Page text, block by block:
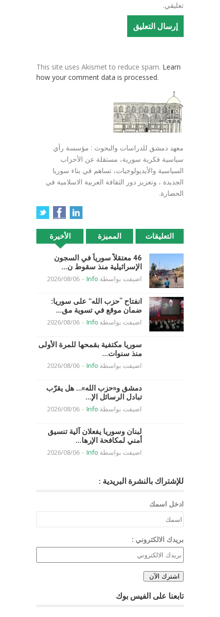
تعليقي.
This site uses Akismet to reduce spam. Learn
how your comment data is processed.
معهد دمشق للدراسات والبحوث : مؤسسة رأي
سياسية فكرية سورية، مستقلة عن الأحزاب
السياسية والأيديولوجيات، تساهم في بناء سوريا
الجديدة ، وتعزيز دور الثقافة العربية الاسلامية في
الحضارة.
الأخيرة المميزة التعليقات
46 معتقلاً سورياً في السجون
الإسرائيلية منذ سقوط ن...
اضيفت بواسطة Info
-
2026/08/06
انفتاح “حزب الله” على سوريا:
ضمان موقع في تسوية مق...
اضيفت بواسطة Info
-
2026/08/06
سوريا مكتفية بقمحها للمرة الأولى
منذ سنوات...
اضيفت بواسطة Info
-
2026/08/06
دمشق و«حزب الله»… هل يقرّب
تبادل الرسائل الإ...
اضيفت بواسطة Info
-
2026/08/06
لبنان وسوريا يفعلان آلية تنسيق
أمني لمكافحة الإرها...
اضيفت بواسطة Info
-
2026/08/06
للإشتراك بالنشرة البريدية :
ادخل اسمك
بريدك الالكتروني :
تابعنا على الفيس بوك